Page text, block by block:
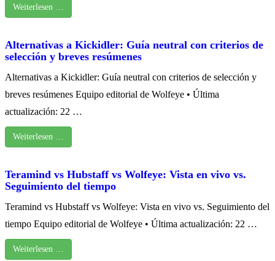
Weiterlesen …
Alternativas a Kickidler: Guía neutral con criterios de
selección y breves resúmenes
Alternativas a Kickidler: Guía neutral con criterios de selección y
breves resúmenes Equipo editorial de Wolfeye • Última
actualización: 22 …
Weiterlesen …
Teramind vs Hubstaff vs Wolfeye: Vista en vivo vs.
Seguimiento del tiempo
Teramind vs Hubstaff vs Wolfeye: Vista en vivo vs. Seguimiento del
tiempo Equipo editorial de Wolfeye • Última actualización: 22 …
Weiterlesen …